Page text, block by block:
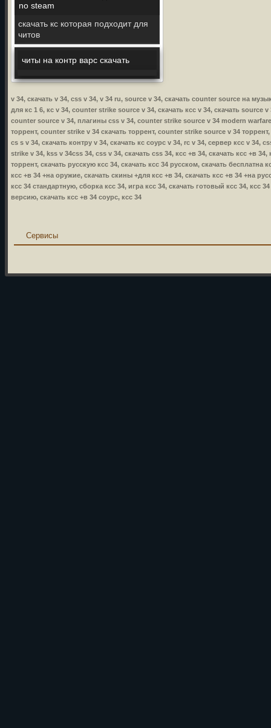
no steam
скачать кс которая подходит для
читов
читы на контр варс скачать
v 34, скачать v 34, css v 34, v 34 ru, source v 34, скачать counter source на
для кс 1 6, кс v 34, counter strike source v 34, скачать ксс v 34, скачать
counter source v 34, плагины css v 34, counter strike source v 34 modern
торрент, counter strike v 34 скачать торрент, counter strike source v 34
cs s v 34, скачать контру v 34, скачать кс соурс v 34, rc v 34, сервер ксс v 34,
strike v 34, kss v 34css 34, css v 34, скачать css 34, ксс +в 34, скачать ксс +в
торрент, скачать русскую ксс 34, скачать ксс 34 русском, скачать бесплатна
ксс +в 34 +на оружие, скачать скины +для ксс +в 34, скачать ксс +в 34 +на
ксс 34 стандартную, сборка ксс 34, игра ксс 34, скачать готовый ксс 34, ксс
версию, скачать ксс +в 34 соурс, ксс 34
Сервисы